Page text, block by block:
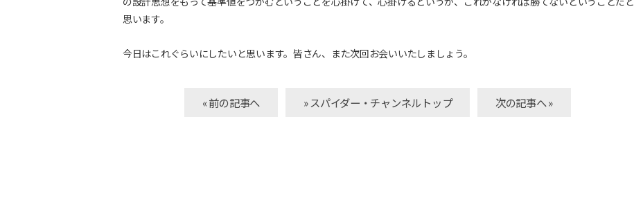
思います。
今日はこれぐらいにしたいと思います。皆さん、また次回お会いいたしましょう。
« 前の記事へ » スパイダー・チャンネルトップ 次の記事へ »